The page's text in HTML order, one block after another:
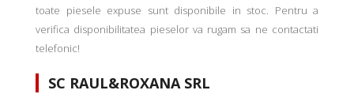
toate piesele expuse sunt disponibile in stoc. Pentru a
verifica disponibilitatea pieselor va rugam sa ne contactati
telefonic!
SC RAUL&ROXANA SRL